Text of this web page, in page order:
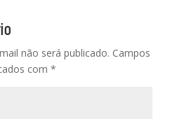
não será publicado. Campos
com *